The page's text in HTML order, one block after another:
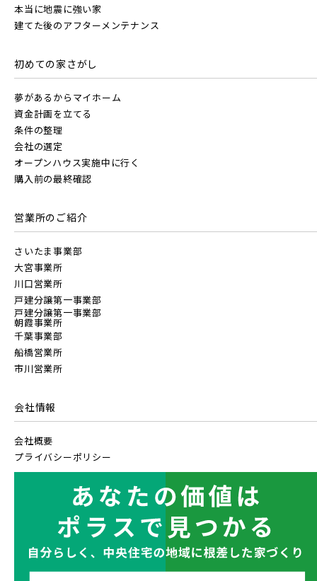
本当に地震に強い家
建てた後のアフターメンテナンス
初めての家さがし
夢があるからマイホーム
資金計画を立てる
条件の整理
会社の選定
オープンハウス実施中に行く
購入前の最終確認
営業所のご紹介
さいたま事業部
大宮事業所
川口営業所
戸建分譲第一事業部
戸建分譲第一事業部
朝霞事業所
千葉事業部
船橋営業所
市川営業所
会社情報
会社概要
プライバシーポリシー